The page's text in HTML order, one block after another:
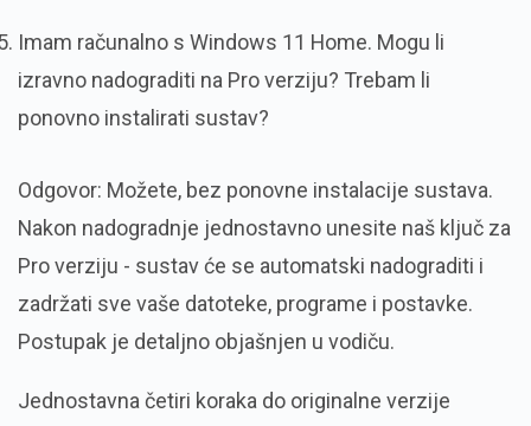
Imam računalno s Windows 11 Home. Mogu li
izravno nadograditi na Pro verziju? Trebam li
ponovno instalirati sustav?
Odgovor: Možete, bez ponovne instalacije sustava.
Nakon nadogradnje jednostavno unesite naš ključ za
Pro verziju - sustav će se automatski nadograditi i
zadržati sve vaše datoteke, programe i postavke.
Postupak je detaljno objašnjen u vodiču.
Jednostavna četiri koraka do originalne verzije